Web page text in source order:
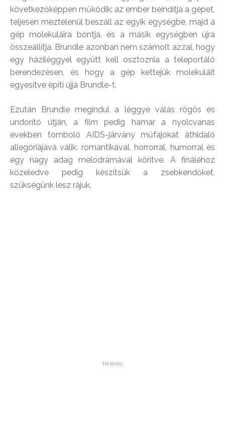
következőképpen működik: az ember beindítja a gépet,
teljesen meztelenül beszáll az egyik egységbe, majd a
gép molekuláira bontja, és a másik egységben újra
összeállítja. Brundle azonban nem számolt azzal, hogy
egy háziléggyel együtt kell osztoznia a teleportáló
berendezésen, és hogy a gép kettejük molekuláit
egyesítve építi újjá Brundle-t.
Ezután Brundle megindul a léggyé válás rögös és
undorító útján, a film pedig hamar a nyolcvanas
években tomboló AIDS-járvány műfajokat áthidaló
allegóriájává válik: romantikával, horrorral, humorral és
egy nagy adag melodrámával körítve. A fináléhoz
közeledve pedig készítsük a zsebkendőket,
szükségünk lesz rájuk.